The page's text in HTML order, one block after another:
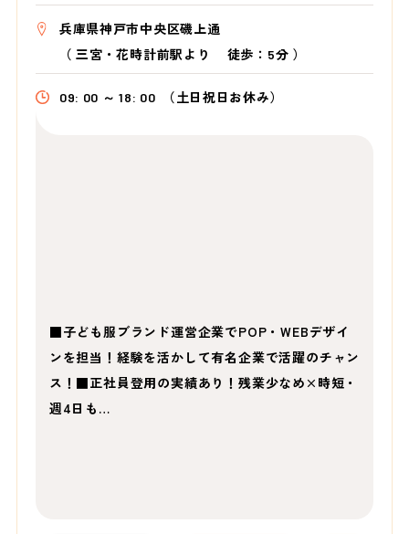
兵庫県神戸市中央区磯上通
（三宮・花時計前駅より 徒歩：5分 ）
09: 00 ～ 18: 00 （土日祝日お休み）
■子ども服ブランド運営企業でPOP・WEBデザイ
ンを担当！経験を活かして有名企業で活躍のチャン
ス！■正社員登用の実績あり！残業少なめ×時短・
週4日も…